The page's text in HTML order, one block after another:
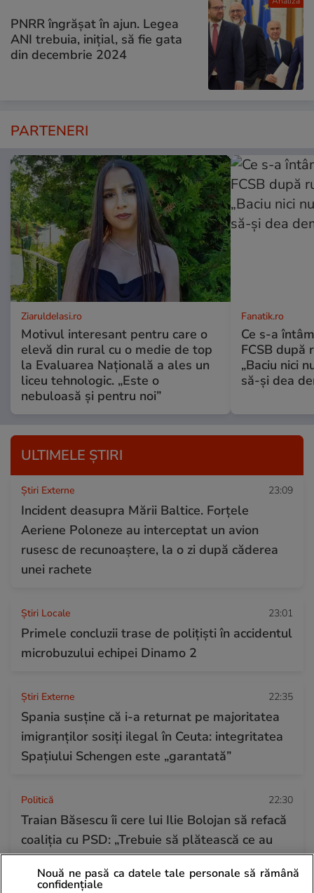
PNRR îngrășat în ajun. Legea
ANI trebuia, inițial, să fie gata
din decembrie 2024
PARTENERI
ZiaruldeIasi.ro
Motivul interesant pentru care o
elevă din rural cu o medie de top
la Evaluarea Națională a ales un
liceu tehnologic. „Este o
nebuloasă și pentru noi”
Fanatik.ro
Ce s-a
FCSB după
„Baciu nici
să-și dea
ULTIMELE ȘTIRI
Știri Externe 23:09
Incident deasupra Mării Baltice. Forțele
Aeriene Poloneze au interceptat un avion
rusesc de recunoaștere, la o zi după căderea
unei rachete
Știri Locale 23:01
Primele concluzii trase de polițiști în accidentul
microbuzului echipei Dinamo 2
Știri Externe 22:35
Spania susține că i-a returnat pe majoritatea
imigranților sosiți ilegal în Ceuta: integritatea
Spațiului Schengen este „garantată”
Politică 22:30
Traian Băsescu îi cere lui Ilie Bolojan să refacă
coaliția cu PSD: „Trebuie să plătească ce au
stricat”
Nouă ne pasă ca datele tale personale să rămână
confidențiale